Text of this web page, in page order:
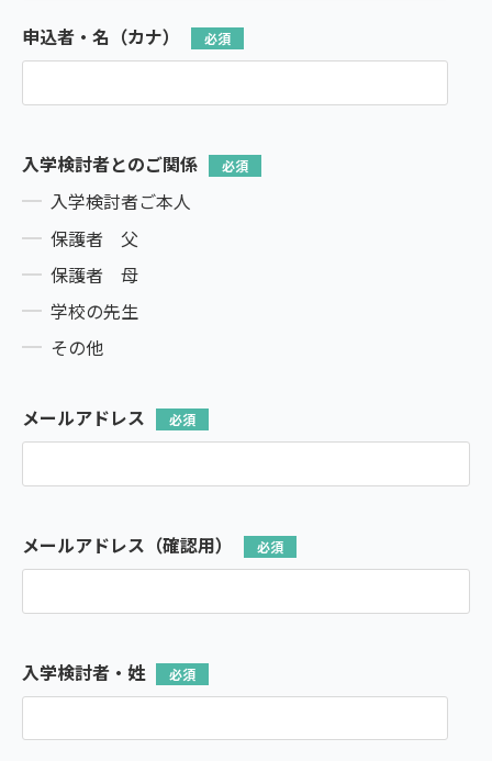
申込者・名（カナ）
入学検討者とのご関係
入学検討者ご本人
保護者 父
保護者 母
学校の先生
その他
メールアドレス
メールアドレス（確認用）
入学検討者・姓